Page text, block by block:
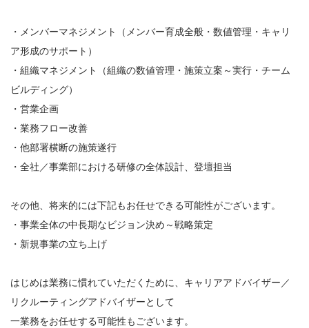
・メンバーマネジメント（メンバー育成全般・数値管理・キャリ
ア形成のサポート）
・組織マネジメント（組織の数値管理・施策立案～実行・チーム
ビルディング）
・営業企画
・業務フロー改善
・他部署横断の施策遂行
・全社／事業部における研修の全体設計、登壇担当
その他、将来的には下記もお任せできる可能性がございます。
・事業全体の中長期なビジョン決め～戦略策定
・新規事業の立ち上げ
はじめは業務に慣れていただくために、キャリアアドバイザー／
リクルーティングアドバイザーとして
一業務をお任せする可能性もございます。